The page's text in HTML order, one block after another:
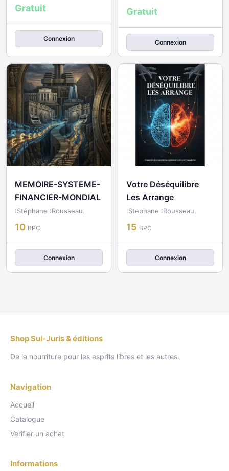
Gratuit
Connexion
Gratuit
Connexion
MEMOIRE-SYSTEME-
FINANCIER-MONDIAL
:Stéphane :Rousseau.
10 BPC
Connexion
Votre Déséquilibre
Les Arrange
:Stephane :Rousseau.
15 BPC
Connexion
Shop Sui-Juris & éditions
De la nourriture pour les esprits libres et les autres.
Navigation
Accueil
Catalogue
Verifier un achat
Informations